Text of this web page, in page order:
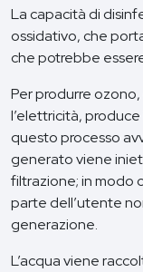
La capacità di
ossidativo, che
che potrebbe
Per produrre
l’elettricità,
questo processo
generato viene
filtrazione; in modo
parte dell’utente
generazione.
L’acqua viene